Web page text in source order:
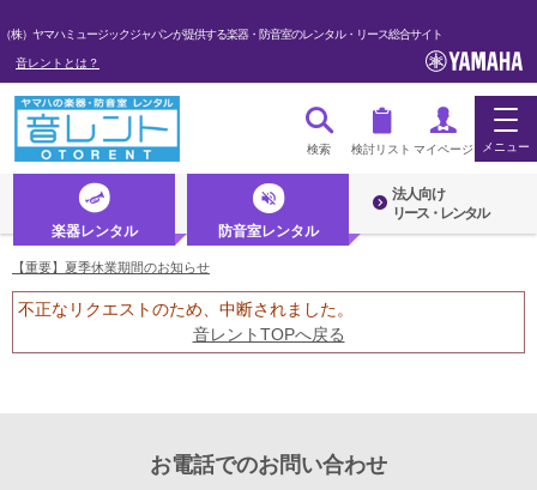
（株）ヤマハミュージックジャパンが提供する楽器・防音室のレンタル・リース総合サイト
音レントとは？
検索 検討リスト マイページ メニュー
ログイン・マイページ
新規会員登録（無料）
初めての方へ・音レントとは
楽器レンタル 防音室レンタル
楽器レンタル 防音室レンタル
法人向け
リース・レンタル
【重要】夏季休業期間のお知らせ
不正なリクエストのため、中断されました。
音レントTOPへ戻る
お電話でのお問い合わせ